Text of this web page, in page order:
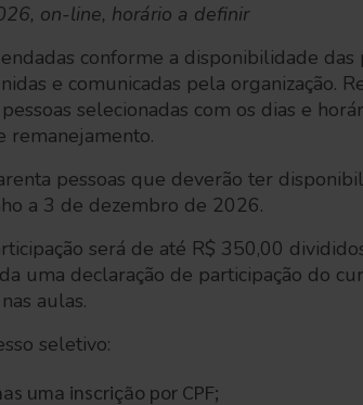
on-line, horário a definir
conforme a disponibilidade das
e comunicadas pela organização.
selecionadas com os dias e
remanejamento.
pessoas que deverão ter
a 3 de dezembro de 2026.
será de até R$ 350,00
uma declaração de participação do
aulas.
seletivo:
uma inscrição por CPF;